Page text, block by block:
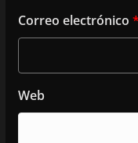
Correo electrónico *
Web